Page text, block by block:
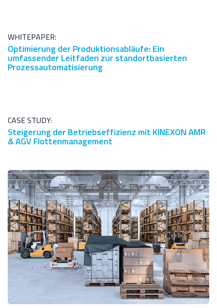
WHITEPAPER:
Optimierung der Produktionsabläufe: Ein
umfassender Leitfaden zur standortbasierten
Prozessautomatisierung
CASE STUDY:
Steigerung der Betriebseffizienz mit KINEXON AMR
& AGV Flottenmanagement